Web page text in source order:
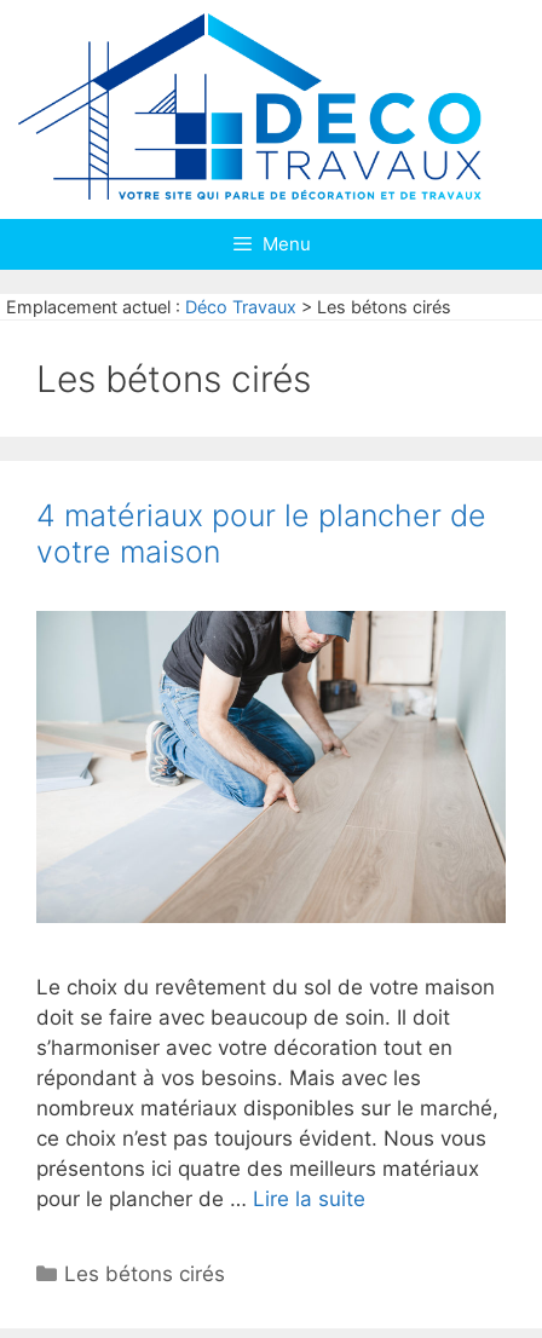
Menu
Emplacement actuel : Déco Travaux > Les bétons cirés
Les bétons cirés
4 matériaux pour le plancher de
votre maison
Le choix du revêtement du sol de votre maison
doit se faire avec beaucoup de soin. Il doit
s’harmoniser avec votre décoration tout en
répondant à vos besoins. Mais avec les
nombreux matériaux disponibles sur le marché,
ce choix n’est pas toujours évident. Nous vous
présentons ici quatre des meilleurs matériaux
pour le plancher de … Lire la suite
Catégories
Les bétons cirés